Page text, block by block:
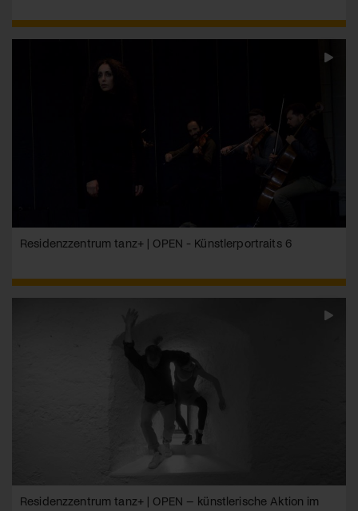
Residenzzentrum tanz+ | OPEN - Künstlerportraits 6
Residenzzentrum tanz+ | OPEN – künstlerische Aktion im